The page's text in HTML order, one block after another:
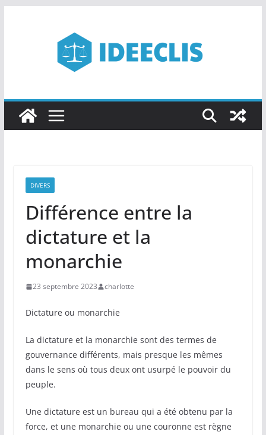
DIVERS
Différence entre la
dictature et la
monarchie
23 septembre 2023 charlotte
Dictature ou monarchie
La dictature et la monarchie sont des termes de
gouvernance différents, mais presque les mêmes
dans le sens où tous deux ont usurpé le pouvoir du
peuple.
Une dictature est un bureau qui a été obtenu par la
force, et une monarchie ou une couronne est règne